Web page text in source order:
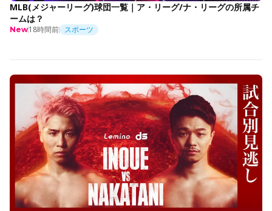
MLB(メジャーリーグ)球団一覧｜ア・リーグ/ナ・リーグの所属チ
ームは？
New18時間前 スポーツ